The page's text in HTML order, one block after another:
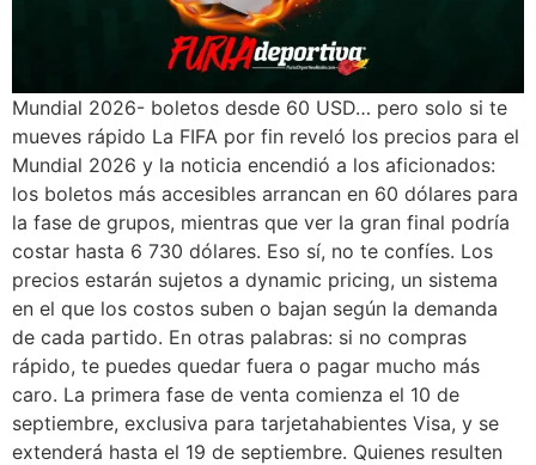
Mundial 2026- boletos desde 60 USD… pero solo si te
mueves rápido La FIFA por fin reveló los precios para el
Mundial 2026 y la noticia encendió a los aficionados:
los boletos más accesibles arrancan en 60 dólares para
la fase de grupos, mientras que ver la gran final podría
costar hasta 6 730 dólares. Eso sí, no te confíes. Los
precios estarán sujetos a dynamic pricing, un sistema
en el que los costos suben o bajan según la demanda
de cada partido. En otras palabras: si no compras
rápido, te puedes quedar fuera o pagar mucho más
caro. La primera fase de venta comienza el 10 de
septiembre, exclusiva para tarjetahabientes Visa, y se
extenderá hasta el 19 de septiembre. Quienes resulten